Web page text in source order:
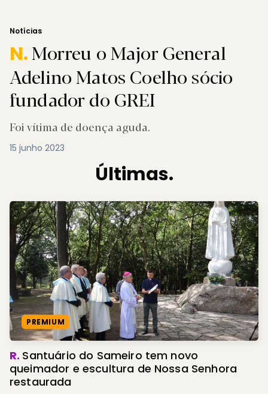
Notícias
N.Morreu o Major General
Adelino Matos Coelho sócio
fundador do GREI
Foi vítima de doença aguda.
15 junho 2023
Últimas.
PREMIUM
R. Santuário do Sameiro tem novo
queimador e escultura de Nossa Senhora
restaurada